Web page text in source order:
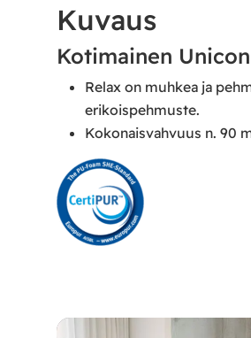
Kuvaus
Kotimainen
Relax on muhkea ja
erikoispehmuste.
Kokonaisvahvuus n. 90